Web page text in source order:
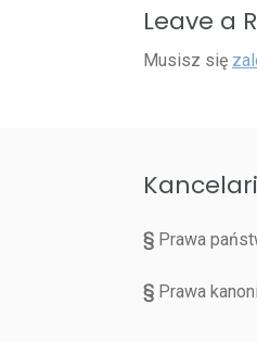
Leave a
Musisz się
§ Prawa
§ Prawa